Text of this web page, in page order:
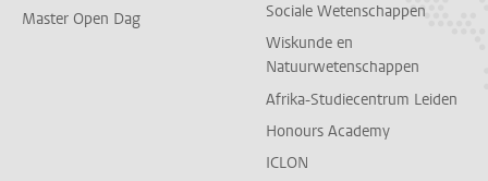
Master Open Dag
Sociale Wetenschappen
Wiskunde en
Natuurwetenschappen
Afrika-Studiecentrum Leiden
Honours Academy
ICLON